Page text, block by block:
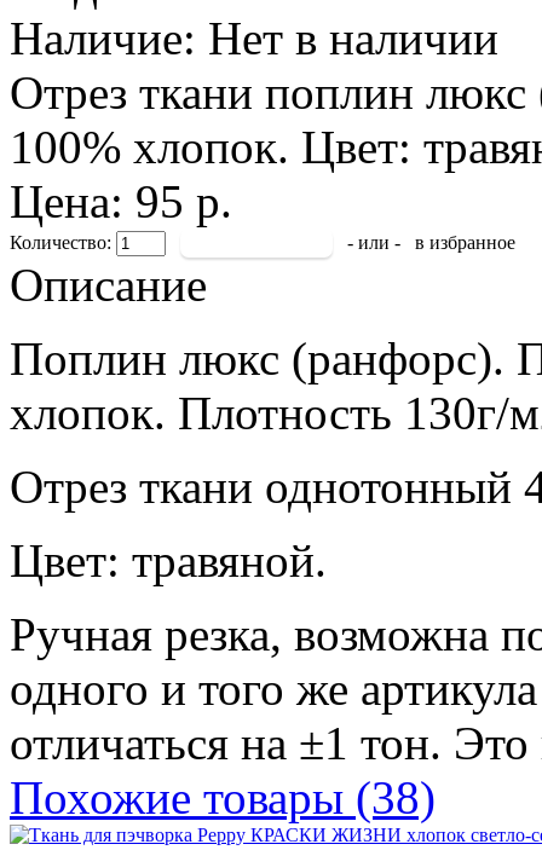
Наличие: Нет в наличии
Отрез ткани поплин
100% хлопок. Цвет:
Цена: 95 р.
Количество: - или - в избранное
Описание
Поплин люкс (ранфорс).
хлопок. Плотность 130г/
Отрез ткани однотонный
Цвет: травяной.
Ручная резка, возможна
одного и того же
отличаться на ±1 тон.
Похожие товары (38)